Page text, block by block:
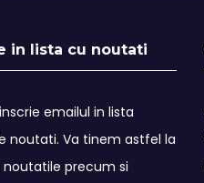
in lista cu noutati
emailul in lista
noutati. Va tinem astfel la
precum si